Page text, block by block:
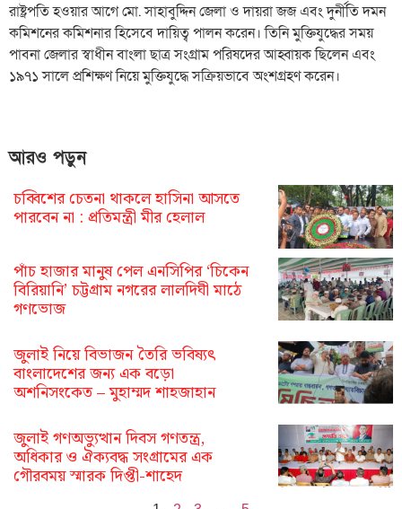
রাষ্ট্রপতি হওয়ার আগে মো. সাহাবুদ্দিন জেলা ও দায়রা জজ এবং দুর্নীতি দমন
কমিশনের কমিশনার হিসেবে দায়িত্ব পালন করেন। তিনি মুক্তিযুদ্ধের সময়
পাবনা জেলার স্বাধীন বাংলা ছাত্র সংগ্রাম পরিষদের আহ্বায়ক ছিলেন এবং
১৯৭১ সালে প্রশিক্ষণ নিয়ে মুক্তিযুদ্ধে সক্রিয়ভাবে অংশগ্রহণ করেন।
আরও পড়ুন
চব্বিশের চেতনা থাকলে হাসিনা আসতে
পারবেন না : প্রতিমন্ত্রী মীর হেলাল
পাঁচ হাজার মানুষ পেল এনসিপির ‘চিকেন
বিরিয়ানি’ চট্টগ্রাম নগরের লালদিঘী মাঠে
গণভোজ
জুলাই নিয়ে বিভাজন তৈরি ভবিষ্যৎ
বাংলাদেশের জন্য এক বড়ো
অশনিসংকেত – মুহাম্মদ শাহজাহান
জুলাই গণঅভ্যুত্থান দিবস গণতন্ত্র,
অধিকার ও ঐক্যবদ্ধ সংগ্রামের এক
গৌরবময় স্মারক দিপ্তী-শাহেদ